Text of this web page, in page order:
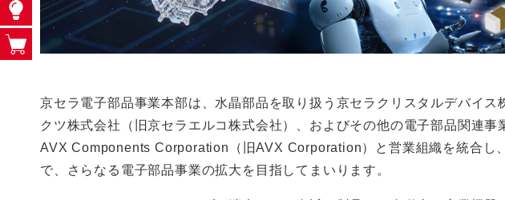
京セラ電子部品事業本部は、水晶部品を取り扱う京セラクリスタルデバイ
クツ株式会社（旧京セラエルコ株式会社）、およびその他の電子部品関連
AVX Components Corporation（旧AVX Corporation）と営業組織を統合し
で、さらなる電子部品事業の拡大を目指してまいります。